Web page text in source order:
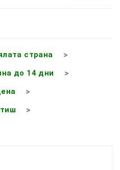
страна
до 14 дни